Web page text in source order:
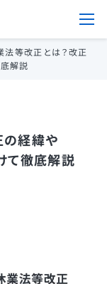
法等改正とは？改正
解説
の経緯や
て徹底解説